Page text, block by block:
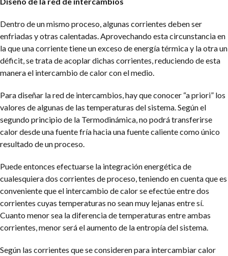
Dentro de un mismo proceso, algunas corrientes deben ser
enfriadas y otras calentadas.Aprovechando esta circunstancia en
la que una corriente tiene un exceso de energía térmica y la otra un
déficit, se trata de acoplar dichas corrientes, reduciendo de esta
manera el intercambio de calor con el medio.
Para diseñar la red de intercambios, hay que conocer “a priori” los
valores de algunas de las temperaturas del sistema. Según el
segundo principio de la Termodinámica, no podrá transferirse
calor desde una fuente fría hacia una fuente caliente como único
resultado de un proceso.
Puede entonces efectuarse la integración energética de
cualesquiera dos corrientes de proceso, teniendo en cuenta que es
conveniente que el intercambio de calor se efectúe entre dos
corrientes cuyas temperaturas no sean muy lejanas entre sí.
Cuanto menor sea la diferencia de temperaturas entre ambas
corrientes, menor será el aumento de la entropía del sistema.
Según las corrientes que se consideren para intercambiar calor